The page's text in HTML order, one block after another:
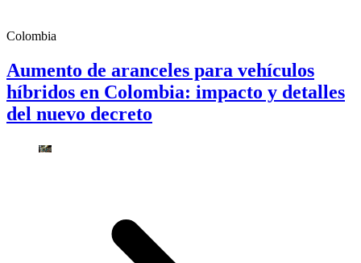
Colombia
Aumento de aranceles para vehículos
híbridos en Colombia: impacto y detalles
del nuevo decreto